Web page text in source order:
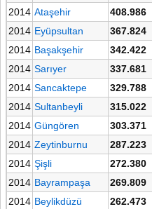
2014 Ataşehir 408.986
2014 Eyüpsultan 367.824
2014 Başakşehir 342.422
2014 Sarıyer 337.681
2014 Sancaktepe 329.788
2014 Sultanbeyli 315.022
2014 Güngören 303.371
2014 Zeytinburnu 287.223
2014 Şişli 272.380
2014 Bayrampaşa 269.809
2014 Beylikdüzü 262.473